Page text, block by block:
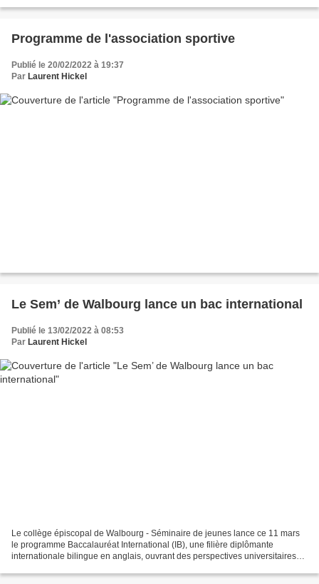
Programme de l'association sportive
Publié le 20/02/2022 à 19:37
Par Laurent Hickel
Le Sem’ de Walbourg lance un bac international
Publié le 13/02/2022 à 08:53
Par Laurent Hickel
Le collège épiscopal de Walbourg - Séminaire de jeunes lance ce 11 mars
le programme Baccalauréat International (IB), une filière diplômante
internationale bilingue en anglais, ouvrant des perspectives universitaires